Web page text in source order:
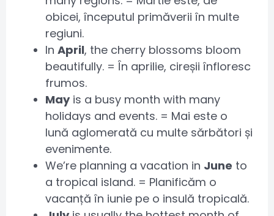
obicei, începutul primăverii în multe
regiuni.
In April, the cherry blossoms bloom
beautifully. = În aprilie, cireșii înfloresc
frumos.
Mayis a busy month with many
holidays and events. = Mai este o
lună aglomerată cu multe sărbători și
evenimente.
We’re planning a vacation in June to
a tropical island. = Planificăm o
vacanță în iunie pe o insulă tropicală.